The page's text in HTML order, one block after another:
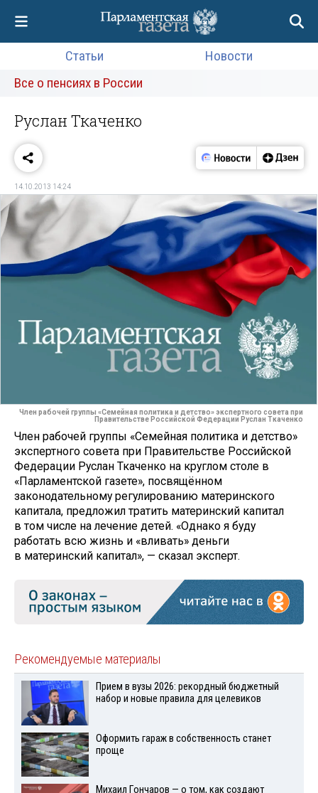
Статьи
Новости
Все о пенсиях в России
Руслан Ткаченко
14.10.2013 14:24
Член рабочей группы «Семейная политика и детство» экспертного совета при
Правительстве Российской Федерации Руслан Ткаченко
Член рабочей группы «Семейная политика и детство»
экспертного совета при Правительстве Российской
Федерации Руслан Ткаченко на круглом столе в
«Парламентской газете», посвящённом
законодательному регулированию материнского
капитала, предложил тратить материнский капитал
в том числе на лечение детей. «Однако я буду
работать всю жизнь и «вливать» деньги
в материнский капитал», — сказал эксперт.
Рекомендуемые материалы
Прием в вузы 2026: рекордный бюджетный
набор и новые правила для целевиков
Оформить гараж в собственность станет
проще
Михаил Гончаров — о том, как создают